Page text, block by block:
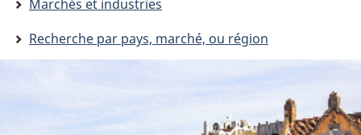
here:
Marchés et industries
Recherche par pays, marché, ou région